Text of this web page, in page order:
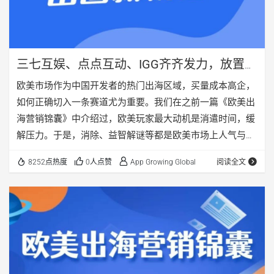
三七互娱、点点互动、IGG齐齐发力，放置游
戏或能成为欧美出圈新机会？
欧美市场作为中国开发者的热门出海区域，买量成本高企，
如何正确切入一条赛道尤为重要。我们在之前一篇《欧美出
海营销锦囊》中介绍过，欧美玩家最大动机是消遣时间，缓
解压力。于是，消除、益智解谜等都是欧美市场上人气与收
8252点热度 0人点赞 App Growing Global 阅读全文